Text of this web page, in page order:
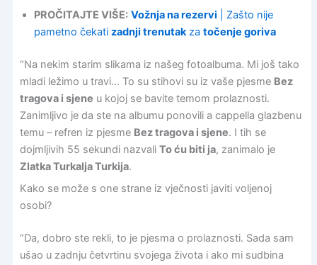
PROČITAJTE VIŠE: Vožnja na rezervi | Zašto nije
pametno čekati zadnji trenutakza točenje goriva
“Na nekim starim slikama iz našeg fotoalbuma. Mi još tako
mladi ležimo u travi… To su stihovi su iz vaše pjesme Bez
tragova i sjene u kojoj se bavite temom prolaznosti.
Zanimljivo je da ste na albumu ponovili a cappella glazbenu
temu – refren iz pjesme Bez tragova i sjene. I tih se
dojmljivih 55 sekundi nazvali To ću biti ja, zanimalo je
Zlatka Turkalja Turkija.
Kako se može s one strane iz vječnosti javiti voljenoj
osobi?
“Da, dobro ste rekli, to je pjesma o prolaznosti. Sada sam
ušao u zadnju četvrtinu svojega života i ako mi sudbina